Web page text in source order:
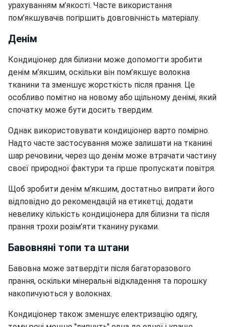
урахуванням м’якості. Часте використання
пом’якшувачів погіршить довговічність матеріалу.
Денім
Кондиціонер для білизни може допомогти зробити
денім м’якшим, оскільки він пом’якшує волокна
тканини та зменшує жорсткість після прання. Це
особливо помітно на новому або щільному денімі, який
спочатку може бути досить твердим.
Однак використовувати кондиціонер варто помірно.
Надто часте застосування може залишати на тканині
шар речовини, через що денім може втрачати частину
своєї природної фактури та гірше пропускати повітря.
Щоб зробити денім м’якшим, достатньо випрати його
відповідно до рекомендацій на етикетці, додати
невелику кількість кондиціонера для білизни та після
прання трохи розім’яти тканину руками.
Бавовняні топи та штани
Бавовна може затвердіти після багаторазового
прання, оскільки мінеральні відкладення та порошку
накопичуються у волокнах.
Кондиціонер також зменшує електризацію одягу,